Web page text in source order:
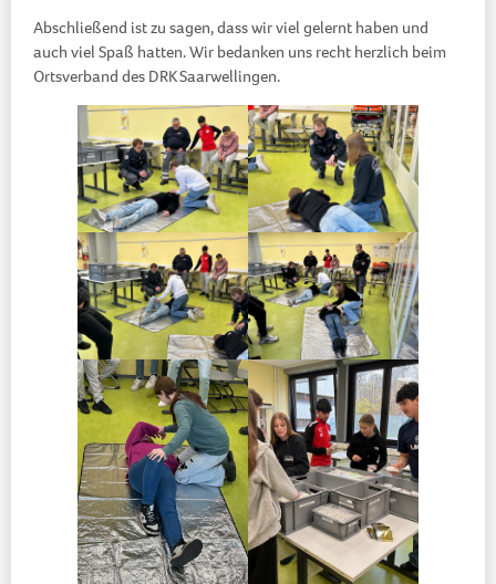
Abschließend ist zu sagen, dass wir viel gelernt haben und
auch viel Spaß hatten. Wir bedanken uns recht herzlich beim
Ortsverband des DRK Saarwellingen.